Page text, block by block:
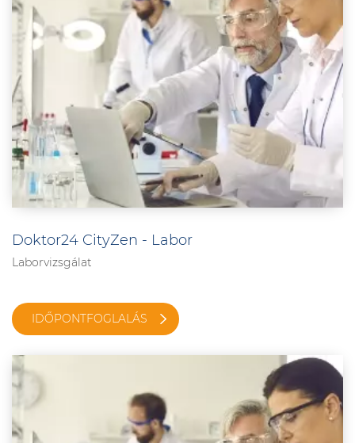
Doktor24 CityZen - Labor
Laborvizsgálat
IDŐPONTFOGLALÁS